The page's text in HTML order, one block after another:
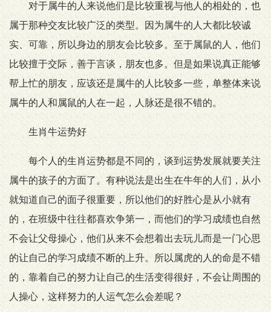
对于属牛的人来说他们是比较重视与他人的相处的，也
属于那种交友比较广泛的类型。因为属牛的人大都比较诚
实、可靠，所以身边的朋友会比较多。至于属鼠的人，他们
比较擅于交际，善于言谈，朋友也多。但是如果说真正能够
帮上忙的朋友，应该还是属牛的人比较多一些，单整体来说
属牛的人和属鼠的人在一起，人脉还是很不错的。
生肖牛运势好
每个人的生肖运势都是不同的，谈到运势发展就要关注
属牛的孩子的方面了。有种说法是出生在牛年的人们，从小
就知道自己的面子很重要，所以他们的好胜心是从小就有
的，在班级中往往都喜欢争第一，而他们的学习成绩也自然
不会让父母操心，他们从来不会想着出去玩儿而是一门心思
的让自己的学习成绩不断的上升。所以属虎的人的命是不错
的，靠着自己的努力让自己的生活变得很好，不会让周围的
人操心，这样努力的人运气怎么会差呢？